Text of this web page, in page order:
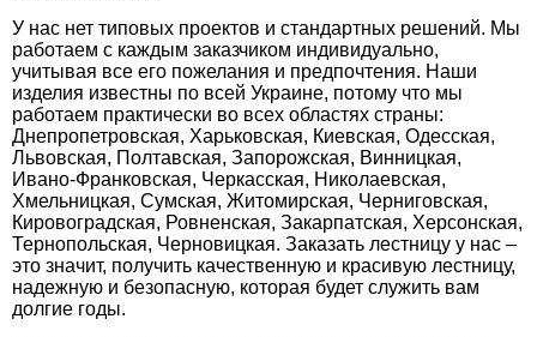
У нас нет типовых проектов и стандартных решений. Мы
работаем с каждым заказчиком индивидуально,
учитывая все его пожелания и предпочтения. Наши
изделия известны по всей Украине, потому что мы
работаем практически во всех областях страны:
Днепропетровская, Харьковская, Киевская, Одесская,
Львовская, Полтавская, Запорожская, Винницкая,
Ивано-Франковская, Черкасская, Николаевская,
Хмельницкая, Сумская, Житомирская, Черниговская,
Кировоградская, Ровненская, Закарпатская, Херсонская,
Тернопольская, Черновицкая. Заказать лестницу у нас –
это значит, получить качественную и красивую лестницу,
надежную и безопасную, которая будет служить вам
долгие годы.